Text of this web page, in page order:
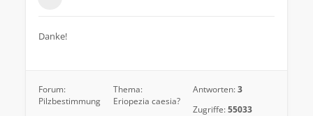
Danke!
Forum:
Pilzbestimmung
Thema:
Eriopezia caesia?
Antworten:3
Zugriffe:55033